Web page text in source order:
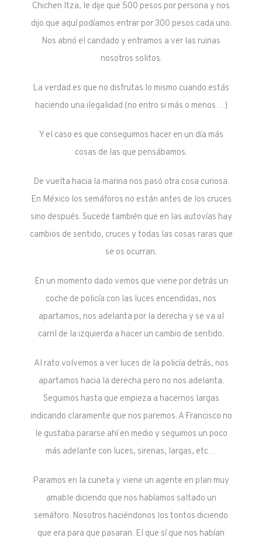
Chichen Itza, le dije que 500 pesos por persona y nos
dijo que aquí podíamos entrar por 300 pesos cada uno.
Nos abrió el candado y entramos a ver las ruinas
nosotros solitos.
La verdad es que no disfrutas lo mismo cuando estás
haciendo una ilegalidad (no entro si más o menos…)
Y el caso es que conseguimos hacer en un día más
cosas de las que pensábamos.
De vuelta hacia la marina nos pasó otra cosa curiosa.
En México los semáforos no están antes de los cruces
sino después. Sucede también que en las autovías hay
cambios de sentido, cruces y todas las cosas raras que
se os ocurran.
En un momento dado vemos que viene por detrás un
coche de policía con las luces encendidas, nos
apartamos, nos adelanta por la derecha y se va al
carril de la izquierda a hacer un cambio de sentido.
Al rato volvemos a ver luces de la policía detrás, nos
apartamos hacia la derecha pero no nos adelanta.
Seguimos hasta que empieza a hacernos largas
indicando claramente que nos paremos. A Francisco no
le gustaba pararse ahí en medio y seguimos un poco
más adelante con luces, sirenas, largas, etc…
Paramos en la cuneta y viene un agente en plan muy
amable diciendo que nos habíamos saltado un
semáforo. Nosotros haciéndonos los tontos diciendo
que era para que pasaran. El que sí que nos habían